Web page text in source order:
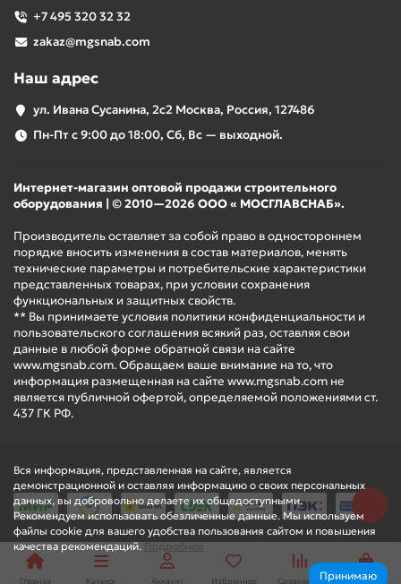
Вся информация, представленная на сайте, является
демонстрационной и оставляя информацию о своих персональных
данных, вы добровольно делаете их общедоступными.
Рекомендуем использовать обезличенные данные. Мы используем
файлы cookie для вашего удобства пользования сайтом и повышения
качества рекомендаций.Подробнее
Принимаю
+7 495 320 32 32
zakaz@mgsnab.com
Наш адрес
ул. Ивана Сусанина, 2с2 Москва, Россия, 127486
Пн-Пт с 9:00 до 18:00, Сб, Вс — выходной.
Интернет-магазин оптовой продажи строительного
оборудования | © 2010—2026 ООО « МОСГЛАВСНАБ».
Производитель оставляет за собой право в одностороннем
порядке вносить изменения в состав материалов, менять
технические параметры и потребительские характеристики
представленных товарах, при условии сохранения
функциональных и защитных свойств.
** Вы принимаете условия политики конфиденциальности и
пользовательского соглашения всякий раз, оставляя свои
данные в любой форме обратной связи на сайте
www.mgsnab.com. Обращаем ваше внимание на то, что
информация размещенная на сайте www.mgsnab.com не
является публичной офертой, определяемой положениями ст.
437 ГК РФ.
Главная Каталог Аккаунт Избранное Сравнение Корзина